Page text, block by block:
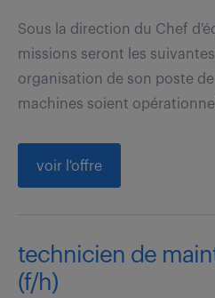
Sous la direction du Chef
missions seront les
organisation de son poste
machines soient
voir l'offre
technicien de
(f/h)